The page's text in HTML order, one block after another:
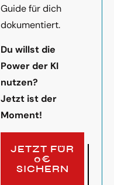
Guide für dich
dokumentiert.
Du willst die
Power der KI
nutzen?
Jetzt ist der
Moment!
JETZT FÜR
0€
SICHERN